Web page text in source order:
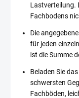
Lastverteilung.
Fachbodens
Die
für jeden
ist die Summe
Beladen Sie
schwersten
Fachböden,